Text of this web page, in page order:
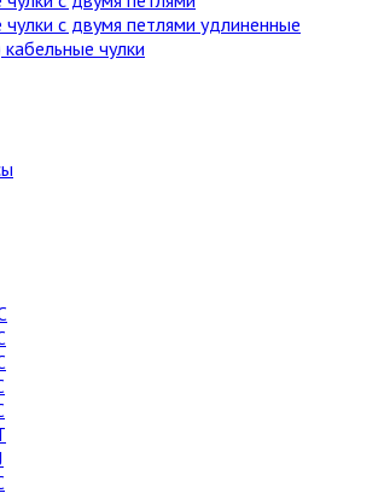
с двумя петлями удлиненные
чулки